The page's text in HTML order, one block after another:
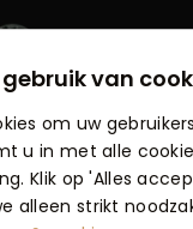
van
om uw
u in met alle
Klik op 'Alles
alleen strikt